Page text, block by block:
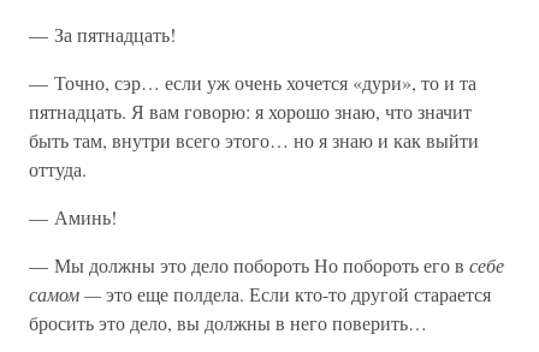
— За пятнадцать!
— Точно, сэр… если уж очень хочется «дури», то и та
пятнадцать. Я вам говорю: я хорошо знаю, что значит
быть там, внутри всего этого… но я знаю и как выйти
оттуда.
— Аминь!
— Мы должны это дело побороть Но побороть его в себе
самом —это еще полдела. Если кто-то другой старается
бросить это дело, вы должны в него поверить…